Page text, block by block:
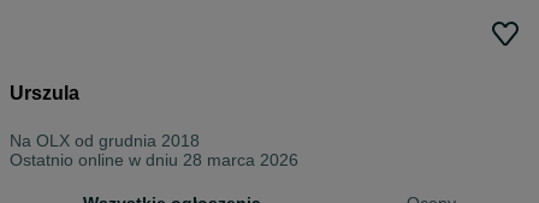
Urszula
Na OLX od grudnia 2018
Ostatnio online w dniu 28 marca 2026